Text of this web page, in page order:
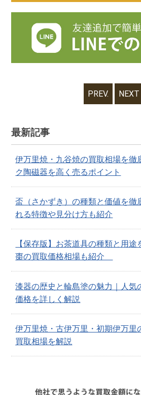
PREV. NEXT
最新記事
伊万里焼・九谷焼の買取相場を徹
ク陶磁器を高く売るポイント
盃（さかずき）の種類と価値を徹
れる特徴や見分け方も紹介
【保存版】お茶道具の種類と用
棗の買取価格相場も紹介
漆器の歴史と輪島塗の魅力｜人気
価格を詳しく解説
伊万里焼・古伊万里・初期伊万里
買取相場を解説